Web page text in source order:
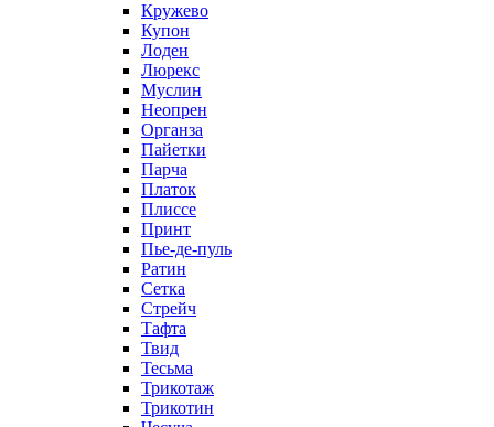
Кружево
Купон
Лоден
Люрекс
Муслин
Неопрен
Органза
Пайетки
Парча
Платок
Плиссе
Принт
Пье-де-пуль
Ратин
Сетка
Стрейч
Тафта
Твид
Тесьма
Трикотаж
Трикотин